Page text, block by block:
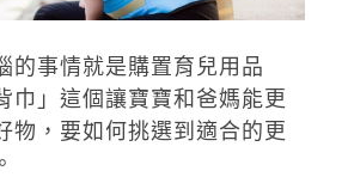
的事情就是購置育兒用品
巾」這個讓寶寶和爸媽能更
物，要如何挑選到適合的更